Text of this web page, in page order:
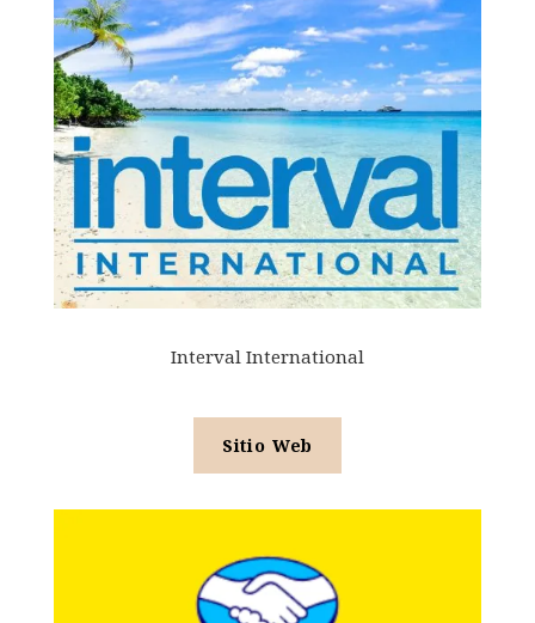
Interval International
Sitio Web